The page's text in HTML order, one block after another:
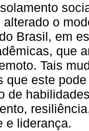
o
Brasil, em
que
Tais
que este
de
e liderança.